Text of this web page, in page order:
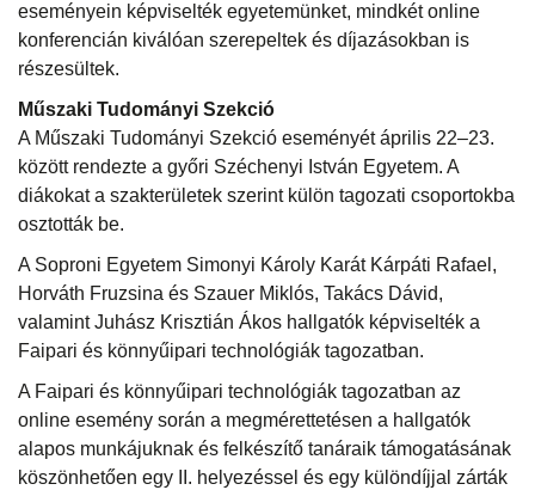
eseményein képviselték egyetemünket, mindkét online
konferencián kiválóan szerepeltek és díjazásokban is
részesültek.
Műszaki Tudományi Szekció
A Műszaki Tudományi Szekció eseményét április 22–23.
között rendezte a győri Széchenyi István Egyetem. A
diákokat a szakterületek szerint külön tagozati csoportokba
osztották be.
A Soproni Egyetem Simonyi Károly Karát Kárpáti Rafael,
Horváth Fruzsina és Szauer Miklós, Takács Dávid,
valamint Juhász Krisztián Ákos hallgatók képviselték a
Faipari és könnyűipari technológiák tagozatban.
A Faipari és könnyűipari technológiák tagozatban az
online esemény során a megmérettetésen a hallgatók
alapos munkájuknak és felkészítő tanáraik támogatásának
köszönhetően egy II. helyezéssel és egy különdíjjal zárták